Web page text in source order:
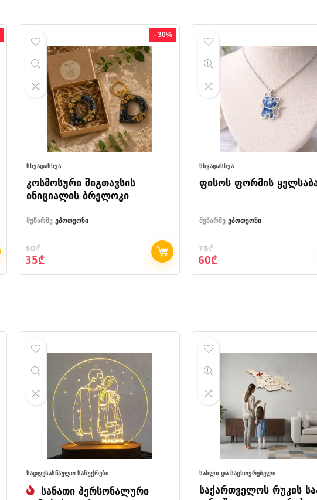
- 30%
ᲡᲮᲕᲐᲓᲐᲡᲮᲕᲐ
კოსმოსური შიგთავსის
ინიციალის ბრელოკი
მეწარმე ეპოთეონი
50₾
35₾
ᲡᲮᲕᲐᲓᲐᲡᲮᲕᲐ
ფისოს ფორმის
მეწარმე ეპოთეონი
75₾
60₾
ᲡᲐᲓᲦᲔᲡᲐᲡᲬᲐᲣᲚᲝ ᲡᲐᲩᲣᲥᲠᲔᲑᲘ
სანათი პერსონალური
ᲡᲐᲮᲚᲘ ᲓᲐ ᲡᲐᲪᲮᲝᲕᲠᲔᲑᲔᲚᲘ
საქართველოს რუკის